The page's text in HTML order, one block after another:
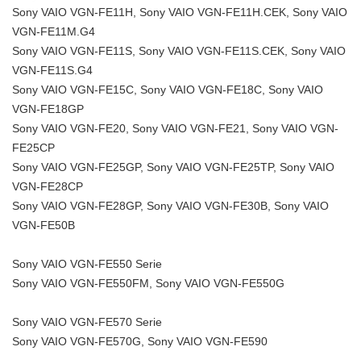
Sony VAIO VGN-FE11H, Sony VAIO VGN-FE11H.CEK, Sony VAIO
VGN-FE11M.G4
Sony VAIO VGN-FE11S, Sony VAIO VGN-FE11S.CEK, Sony VAIO
VGN-FE11S.G4
Sony VAIO VGN-FE15C, Sony VAIO VGN-FE18C, Sony VAIO
VGN-FE18GP
Sony VAIO VGN-FE20, Sony VAIO VGN-FE21, Sony VAIO VGN-
FE25CP
Sony VAIO VGN-FE25GP, Sony VAIO VGN-FE25TP, Sony VAIO
VGN-FE28CP
Sony VAIO VGN-FE28GP, Sony VAIO VGN-FE30B, Sony VAIO
VGN-FE50B
Sony VAIO VGN-FE550 Serie
Sony VAIO VGN-FE550FM, Sony VAIO VGN-FE550G
Sony VAIO VGN-FE570 Serie
Sony VAIO VGN-FE570G, Sony VAIO VGN-FE590